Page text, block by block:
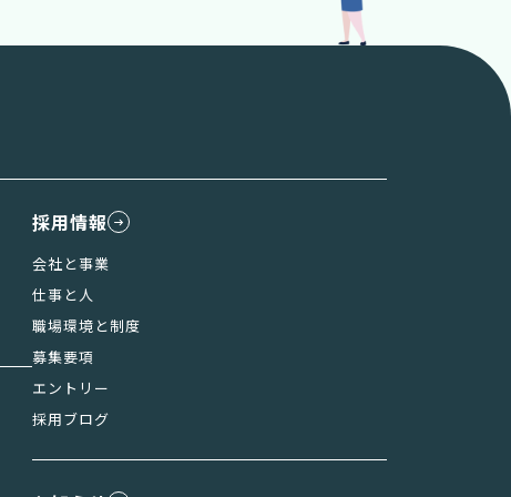
採用情報
会社と事業
仕事と人
職場環境と制度
募集要項
エントリー
採用ブログ